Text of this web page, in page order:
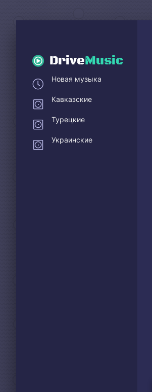
DriveMusic
Новая музыка
Кавказские
Турецкие
Украинские